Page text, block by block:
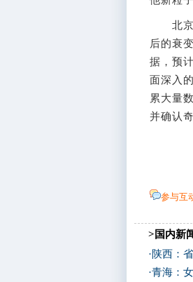
北京谱
后的衰
据，预
面深入
累大量
并确认
参与互
>国内新
·陕西：
·青海：